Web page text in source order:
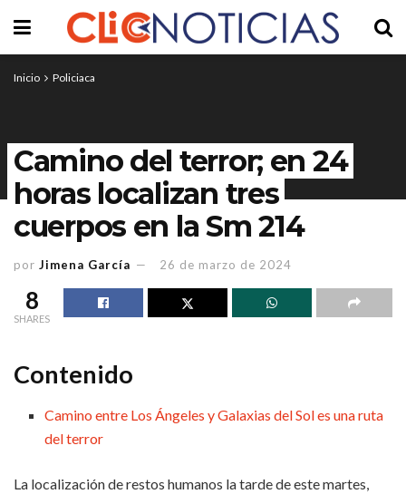
Inicio Policiaca
Camino del terror; en 24
horas localizan tres
cuerpos en la Sm 214
por Jimena García 26 de marzo de 2024
8
SHARES
Contenido
Camino entre Los Ángeles y Galaxias del Sol es una ruta
del terror
La localización de restos humanos la tarde de este martes,